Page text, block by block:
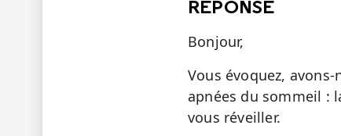
RÉPONSE
Bonjour,
Vous évoquez,
apnées du sommeil :
vous réveiller.